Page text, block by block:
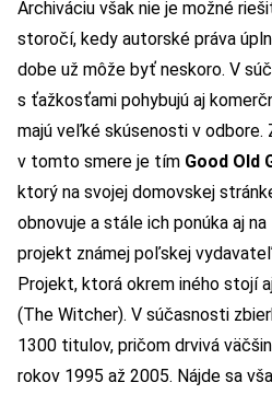
Archiváciu však nie je možné
storočí, kedy autorské práva
dobe už môže byť neskoro. V
s ťažkosťami pohybujú aj
majú veľké skúsenosti v odbore.
v tomto smere je tím Good Old
ktorý na svojej domovskej
obnovuje a stále ich ponúka aj
projekt známej poľskej
Projekt, ktorá okrem iného stojí
(The Witcher). V súčasnosti
1300 titulov, pričom drvivá
rokov 1995 až 2005. Nájde sa